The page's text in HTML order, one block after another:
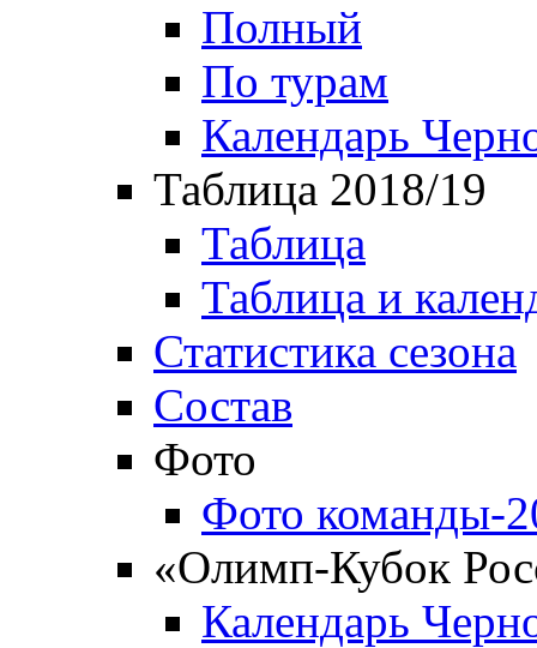
Полный
По турам
Календарь
Таблица 2018/19
Таблица
Таблица и
Статистика сезона
Состав
Фото
Фото команды-
«Олимп-Кубок
Календарь